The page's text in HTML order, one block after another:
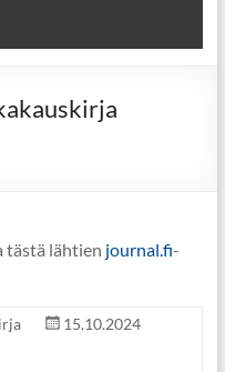
tästä lähtien journal.fi-
15.10.2024